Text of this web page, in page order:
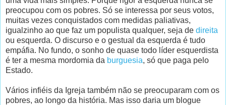
preocupou com os pobres. Só se interessa por seus votos,
muitas vezes conquistados com medidas paliativas,
igualzinho ao que faz um populista qualquer, seja de direita
ou esquerda. O discurso e o gestual da esquerda é tudo
empáfia. No fundo, o sonho de quase todo líder esquerdista
é ter a mesma mordomia da burguesia, só que paga pelo
Estado.
Vários infiéis da Igreja também não se preocuparam com os
pobres, ao longo da história. Mas isso daria um blogue